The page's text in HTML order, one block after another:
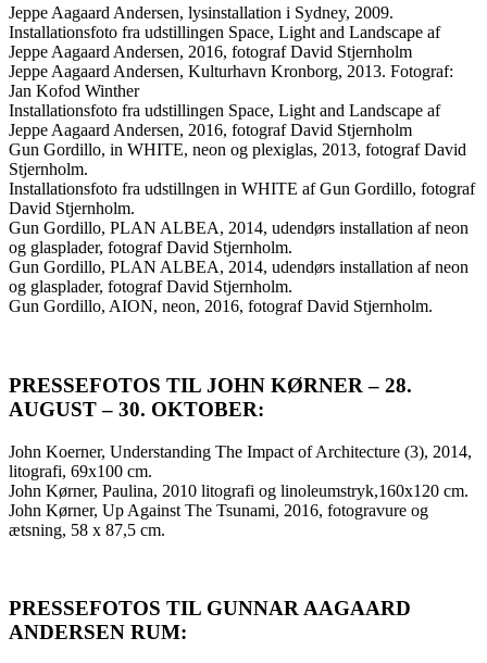
Jeppe Aagaard Andersen, lysinstallation i Sydney, 2009.
Installationsfoto fra udstillingen Space, Light and Landscape af
Jeppe Aagaard Andersen, 2016, fotograf David Stjernholm
Jeppe Aagaard Andersen, Kulturhavn Kronborg, 2013. Fotograf:
Jan Kofod Winther
Installationsfoto fra udstillingen Space, Light and Landscape af
Jeppe Aagaard Andersen, 2016, fotograf David Stjernholm
Gun Gordillo, in WHITE, neon og plexiglas, 2013, fotograf David
Stjernholm.
Installationsfoto fra udstillngen in WHITE af Gun Gordillo, fotograf
David Stjernholm.
Gun Gordillo, PLAN ALBEA, 2014, udendørs installation af neon
og glasplader, fotograf David Stjernholm.
Gun Gordillo, PLAN ALBEA, 2014, udendørs installation af neon
og glasplader, fotograf David Stjernholm.
Gun Gordillo, AION, neon, 2016, fotograf David Stjernholm.
PRESSEFOTOS TIL JOHN KØRNER – 28.
AUGUST – 30. OKTOBER:
John Koerner, Understanding The Impact of Architecture (3), 2014,
litografi, 69x100 cm.
John Kørner, Paulina, 2010 litografi og linoleumstryk,160x120 cm.
John Kørner, Up Against The Tsunami, 2016, fotogravure og
ætsning, 58 x 87,5 cm.
PRESSEFOTOS TIL GUNNAR AAGAARD
ANDERSEN RUM: